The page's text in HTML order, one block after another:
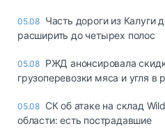
05.08 Часть дороги из Калуги
расширить до четырех полос
05.08 РЖД анонсировала
грузоперевозки мяса и угля в
05.08 СК об атаке на склад
области: есть пострадавшие